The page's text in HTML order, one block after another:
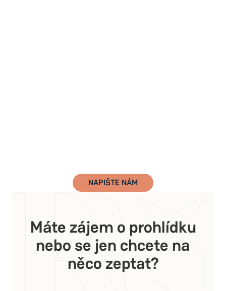
NAPIŠTE NÁM
Máte zájem o prohlídku
nebo se jen chcete na
něco zeptat?